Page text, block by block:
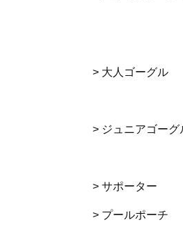
> 大人ゴーグル
> ジュニアゴーグ
> サポーター
> プールポーチ